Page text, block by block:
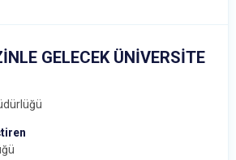
GELECEK ÜNİVERSİTE